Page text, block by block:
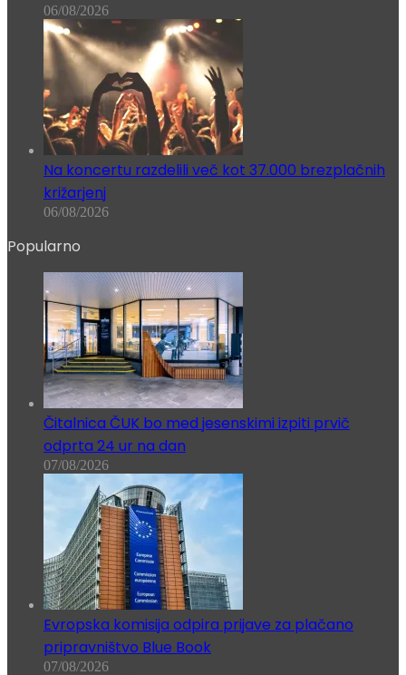
06/08/2026
Na koncertu razdelili več kot 37.000 brezplačnih
križarjenj
06/08/2026
Popularno
Čitalnica ČUK bo med jesenskimi izpiti prvič
odprta 24 ur na dan
07/08/2026
Evropska komisija odpira prijave za plačano
pripravništvo Blue Book
07/08/2026